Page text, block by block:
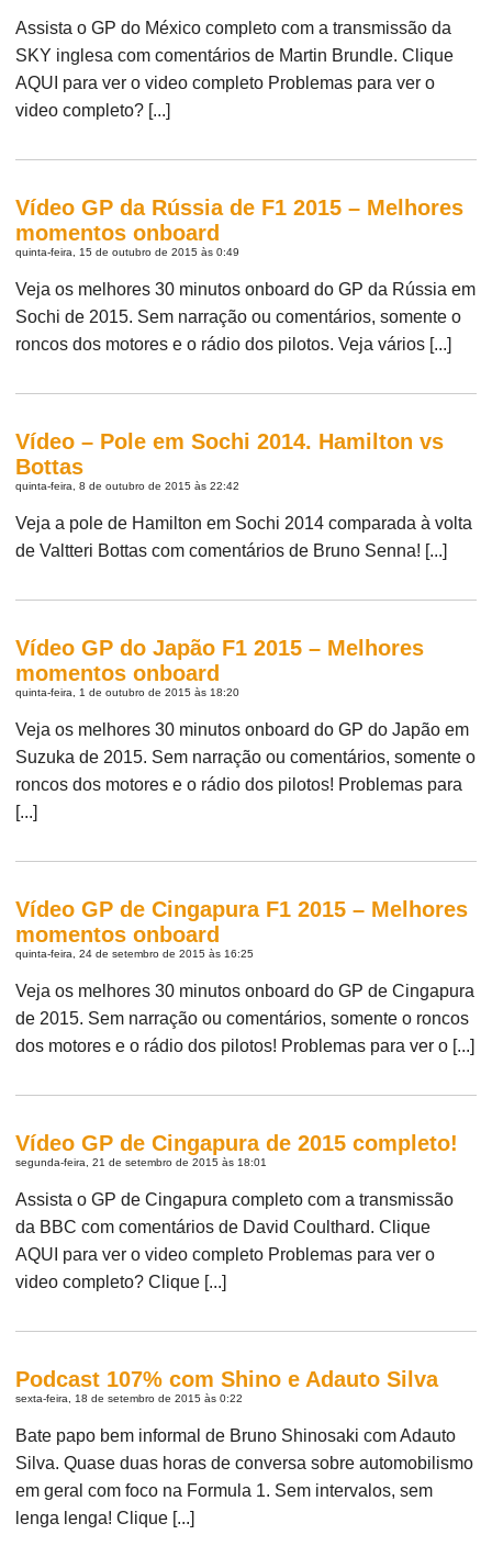
Assista o GP do México completo com a transmissão da
SKY inglesa com comentários de Martin Brundle. Clique
AQUI para ver o video completo Problemas para ver o
video completo? [...]
Vídeo GP da Rússia de F1 2015 – Melhores
momentos onboard
quinta-feira, 15 de outubro de 2015 às 0:49
Veja os melhores 30 minutos onboard do GP da Rússia em
Sochi de 2015. Sem narração ou comentários, somente o
roncos dos motores e o rádio dos pilotos. Veja vários [...]
Vídeo – Pole em Sochi 2014. Hamilton vs
Bottas
quinta-feira, 8 de outubro de 2015 às 22:42
Veja a pole de Hamilton em Sochi 2014 comparada à volta
de Valtteri Bottas com comentários de Bruno Senna! [...]
Vídeo GP do Japão F1 2015 – Melhores
momentos onboard
quinta-feira, 1 de outubro de 2015 às 18:20
Veja os melhores 30 minutos onboard do GP do Japão em
Suzuka de 2015. Sem narração ou comentários, somente o
roncos dos motores e o rádio dos pilotos! Problemas para
[...]
Vídeo GP de Cingapura F1 2015 – Melhores
momentos onboard
quinta-feira, 24 de setembro de 2015 às 16:25
Veja os melhores 30 minutos onboard do GP de Cingapura
de 2015. Sem narração ou comentários, somente o roncos
dos motores e o rádio dos pilotos! Problemas para ver o [...]
Vídeo GP de Cingapura de 2015 completo!
segunda-feira, 21 de setembro de 2015 às 18:01
Assista o GP de Cingapura completo com a transmissão
da BBC com comentários de David Coulthard. Clique
AQUI para ver o video completo Problemas para ver o
video completo? Clique [...]
Podcast 107% com Shino e Adauto Silva
sexta-feira, 18 de setembro de 2015 às 0:22
Bate papo bem informal de Bruno Shinosaki com Adauto
Silva. Quase duas horas de conversa sobre automobilismo
em geral com foco na Formula 1. Sem intervalos, sem
lenga lenga! Clique [...]